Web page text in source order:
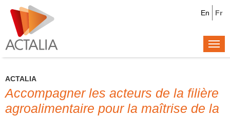
Fr
En
ACTALIA
Accompagner les acteurs de la filière
agroalimentaire pour la maîtrise de la